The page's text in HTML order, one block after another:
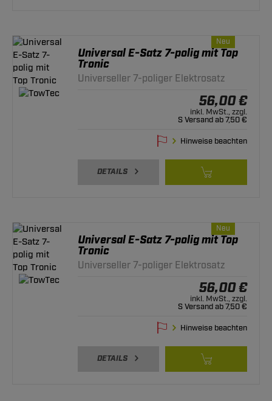
Neu
Universal E-Satz 7-polig mit Top
Tronic
Universeller 7-poliger Elektrosatz
56,00 €
inkl. MwSt., zzgl.
S Versand ab 7,50 €
Hinweise beachten
DETAILS
Neu
Universal E-Satz 7-polig mit Top
Tronic
Universeller 7-poliger Elektrosatz
56,00 €
inkl. MwSt., zzgl.
S Versand ab 7,50 €
Hinweise beachten
DETAILS